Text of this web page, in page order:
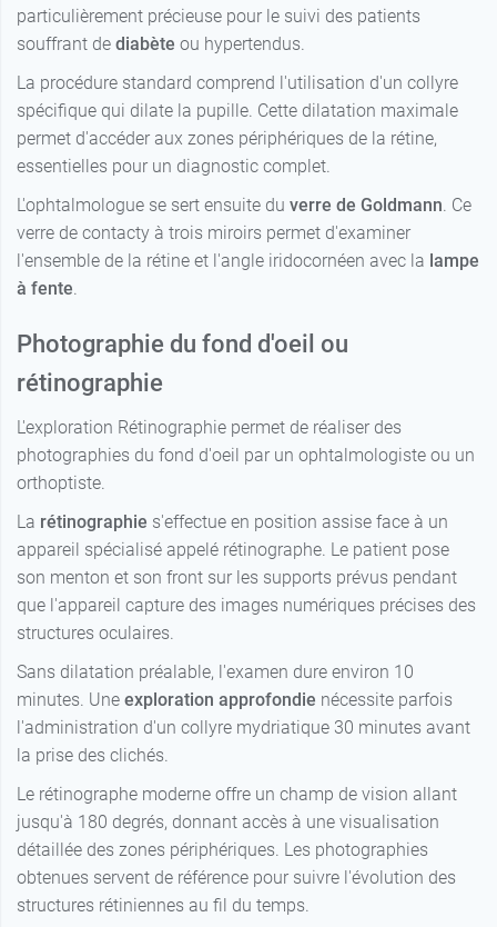
particulièrement précieuse pour le suivi des patients
souffrant de diabète ou hypertendus.
La procédure standard comprend l'utilisation d'un collyre
spécifique qui dilate la pupille. Cette dilatation maximale
permet d'accéder aux zones périphériques de la rétine,
essentielles pour un diagnostic complet.
L'ophtalmologue se sert ensuite du verre de Goldmann . Ce
verre de contacty à trois miroirs permet d'examiner
l'ensemble de la rétine et l'angle iridocornéen avec la lampe
à fente
Photographie du fond d'oeil ou
rétinographie
L'exploration Rétinographie permet de réaliser des
photographies du fond d'oeil par un ophtalmologiste ou un
orthoptiste.
La rétinographie s'effectue en position assise face à un
appareil spécialisé appelé rétinographe. Le patient pose
son menton et son front sur les supports prévus pendant
que l'appareil capture des images numériques précises des
structures oculaires.
Sans dilatation préalable, l'examen dure environ 10
minutes. Une exploration approfondie nécessite parfois
l'administration d'un collyre mydriatique 30 minutes avant
la prise des clichés.
Le rétinographe moderne offre un champ de vision allant
jusqu'à 180 degrés, donnant accès à une visualisation
détaillée des zones périphériques. Les photographies
obtenues servent de référence pour suivre l'évolution des
structures rétiniennes au fil du temps.